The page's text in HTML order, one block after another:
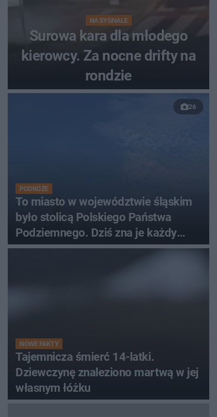
NA SYGNALE
Surowa kara dla młodego
kierowcy. Za nocne drifty na
rondzie
26
PODRÓŻE
To miasto w województwie śląskim
było stolicą Polskiego Państwa
Podziemnego. Dziś zna je każdy
pielgrzym
NOWE FAKTY
Tajemnicza śmierć 14-latki.
Dziewczynę znaleziono martwą w jej
własnym łóżku